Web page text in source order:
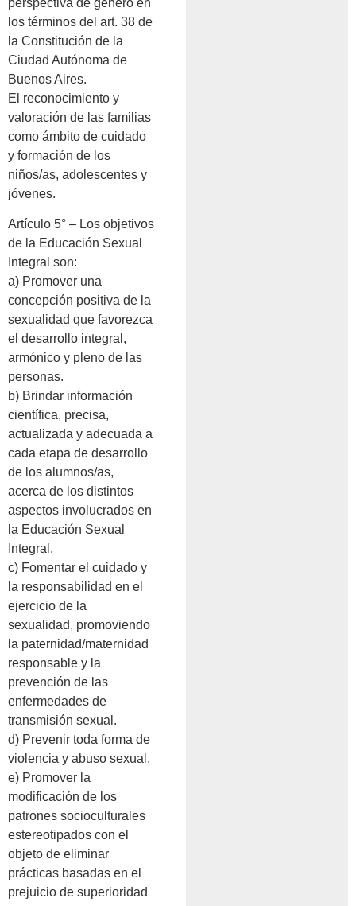
los términos del art. 38 de
la Constitución de la
Ciudad Autónoma de
Buenos Aires.
El reconocimiento y
valoración de las familias
como ámbito de cuidado
y formación de los
niños/as, adolescentes y
jóvenes.
Artículo 5° – Los objetivos
de la Educación Sexual
Integral son:
a) Promover una
concepción positiva de la
sexualidad que favorezca
el desarrollo integral,
armónico y pleno de las
personas.
b) Brindar información
científica, precisa,
actualizada y adecuada a
cada etapa de desarrollo
de los alumnos/as,
acerca de los distintos
aspectos involucrados en
la Educación Sexual
Integral.
c) Fomentar el cuidado y
la responsabilidad en el
ejercicio de la
sexualidad, promoviendo
la paternidad/maternidad
responsable y la
prevención de las
enfermedades de
transmisión sexual.
d) Prevenir toda forma de
violencia y abuso sexual.
e) Promover la
modificación de los
patrones socioculturales
estereotipados con el
objeto de eliminar
prácticas basadas en el
prejuicio de superioridad